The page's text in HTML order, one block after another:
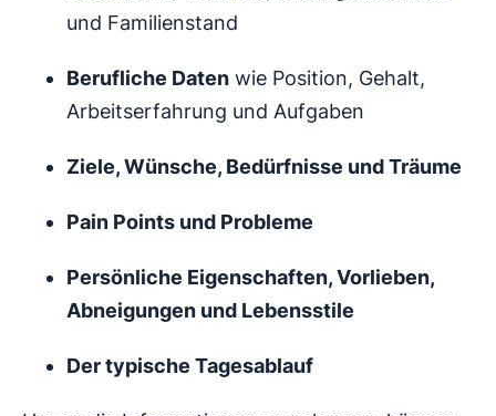
und Familienstand
Berufliche Daten wie Position, Gehalt,
Arbeitserfahrung und Aufgaben
Ziele, Wünsche, Bedürfnisse und Träume
Pain Points und Probleme
Persönliche Eigenschaften, Vorlieben,
Abneigungen und Lebensstile
Der typische Tagesablauf